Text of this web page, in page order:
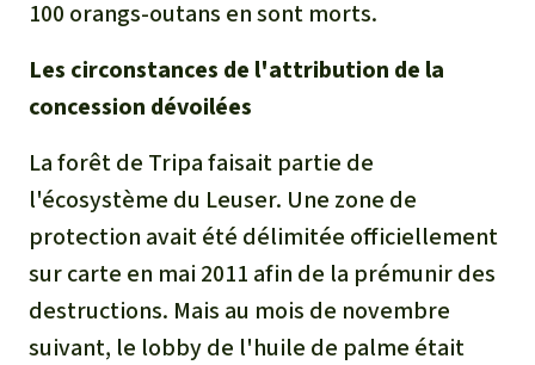
100 orangs-outans en sont morts.
Les circonstances de l'attribution de la
concession dévoilées
La forêt de Tripa faisait partie de
l'écosystème du Leuser. Une zone de
protection avait été délimitée officiellement
sur carte en mai 2011 afin de la prémunir des
destructions. Mais au mois de novembre
suivant, le lobby de l'huile de palme était